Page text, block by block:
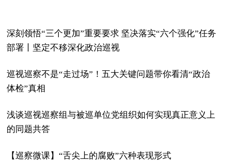
深刻领悟“三个更加”重要要求 坚决落实“六个强化”任务
部署丨坚定不移深化政治巡视
巡视巡察不是“走过场”！五大关键问题带你看清“政治
体检”真相
浅谈巡视巡察组与被巡单位党组织如何实现真正意义上
的同题共答
【巡察微课】“舌尖上的腐败”六种表现形式